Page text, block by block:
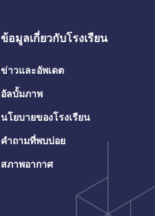
ข้อมูลเกี่ยวกับโรงเรียน
ข่าวและอัพเดต
อัลบั้มภาพ
นโยบายของโรงเรียน
คำถามที่พบบ่อย
สภาพอากาศ